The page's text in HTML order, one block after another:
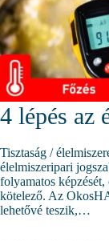
4 lépés az
Tisztaság /
élelmiszeripari
folyamatos
kötelező. Az
lehetővé teszik,…